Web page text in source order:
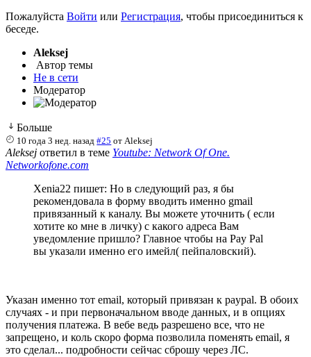
Пожалуйста Войти или Регистрация, чтобы присоединиться к
беседе.
Aleksej
Автор темы
Не в сети
Модератор
Больше
10 года 3 нед. назад #25 отAleksej
Aleksej ответил в теме Youtube: Network Of One.
Networkofone.com
Xenia22 пишет: Но в следующий раз, я бы
рекомендовала в форму вводить именно gmail
привязанный к каналу. Вы можете уточнить ( если
хотите ко мне в личку) с какого адреса Вам
уведомление пришло? Главное чтобы на Pay Pal
вы указали именно его имейл( пейпаловский).
Указан именно тот email, который привязан к paypal. В обоих
случаях - и при первоначальном вводе данных, и в опциях
получения платежа. В вебе ведь разрешено все, что не
запрещено, и коль скоро форма позволила поменять email, я
это сделал... подробности сейчас сброшу через ЛС.